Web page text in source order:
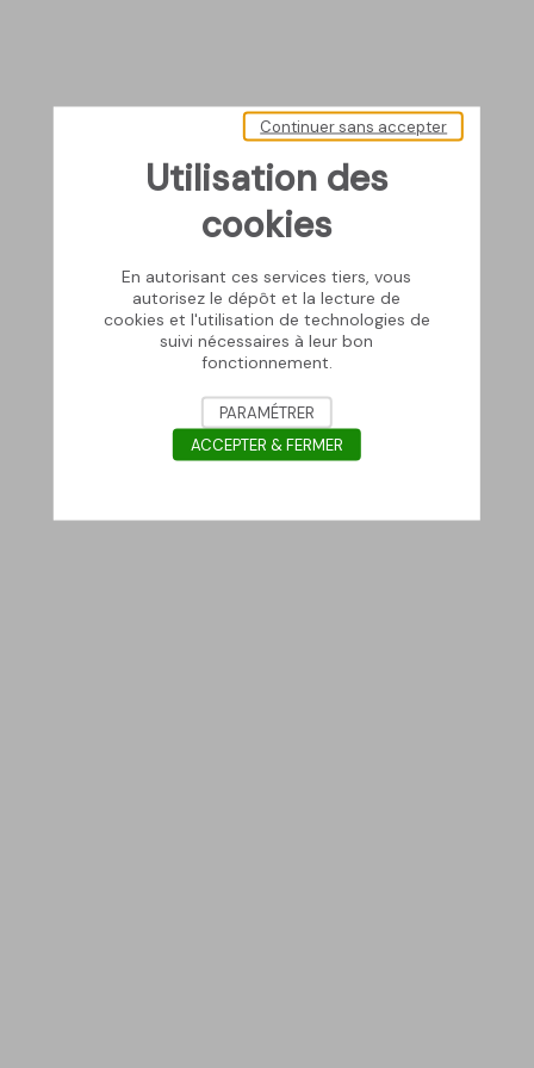
Utilisation des
cookies
En autorisant ces services tiers, vous
autorisez le dépôt et la lecture de
cookies et l'utilisation de technologies de
suivi nécessaires à leur bon
fonctionnement.
Continuer sans accepter
PARAMÉTRER
ACCEPTER & FERMER